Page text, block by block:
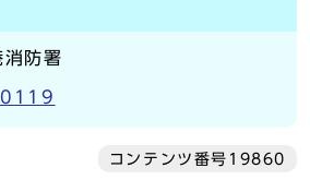
消防署
コンテンツ番号19860